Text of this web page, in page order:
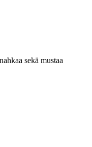
sekä mustaa